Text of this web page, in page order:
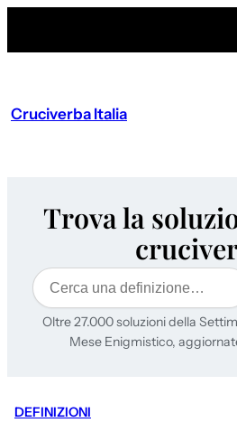
Cruciverba Italia
Trova la
Cerca
Oltre 27.000 soluzioni della
Mese Enigmistico,
DEFINIZIONI